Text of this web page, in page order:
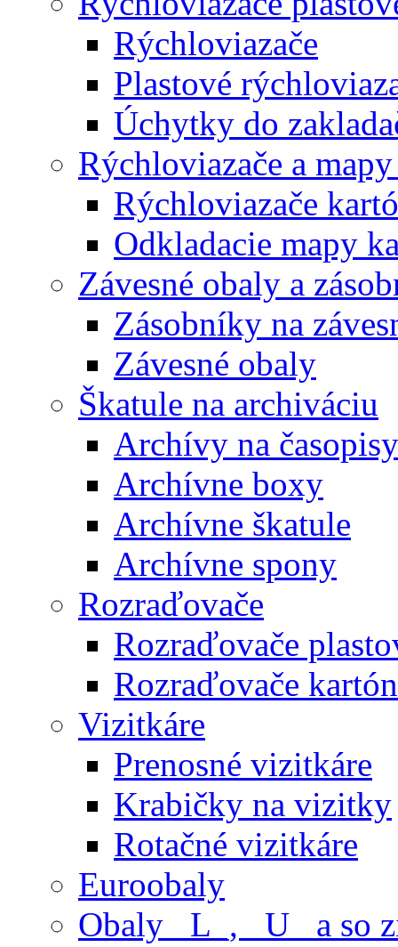
Rýchloviazače
Plastové
Úchytky do
Rýchloviazače a
Rýchloviazače
Odkladacie mapy
Závesné obaly a
Zásobníky na
Závesné obaly
Škatule na archiváciu
Archívy na časopisy
Archívne boxy
Archívne škatule
Archívne spony
Rozraďovače
Rozraďovače
Rozraďovače
Vizitkáre
Prenosné vizitkáre
Krabičky na vizitky
Rotačné vizitkáre
Euroobaly
Obaly _L_, _U_ a so